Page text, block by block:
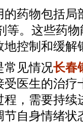
药物包括局
等。这些药
控制和缓解
常见情况长春
医生的治疗
，需要持续
自身情绪状